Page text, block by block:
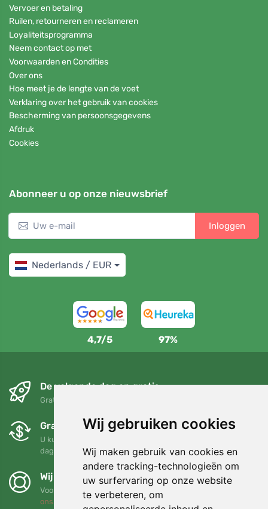
Wij gebruiken cookies
Wij maken gebruik van cookies en
andere tracking-technologieën om
uw surfervaring op onze website
te verbeteren, om
Vervoer en betaling
Ruilen, retourneren en reclameren
Loyaliteitsprogramma
Neem contact op met
Voorwaarden en Condities
Over ons
Hoe meet je de lengte van de voet
Verklaring over het gebruik van cookies
Bescherming van persoonsgegevens
Afdruk
Cookies
Abonneer u op onze nieuwsbrief
Inloggen
Nederlands / EUR
4,7/5 97%
De volgende dag en gratis
Gratis verzending voor bestellingen boven 95 EUR
Gratis ruilen en retourneren
U kunt uw bestelling op elk gewenst moment binnen 90
dagen retourneren of ruilen
Wij steunen Trees.org
Voor elke bestelling planten we een boom! Lees meer
ons